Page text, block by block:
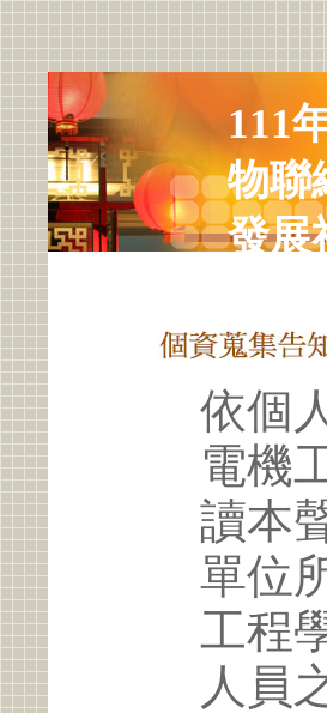
111
物聯
發展
依個
電機
讀本
單位
工程
人員